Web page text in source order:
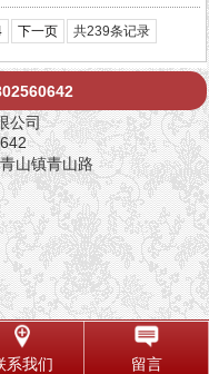
下一页 共239条记录
公司
青山镇青山路
系我们 留言